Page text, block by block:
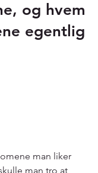
og hvem
egentlig
man liker
man tro at